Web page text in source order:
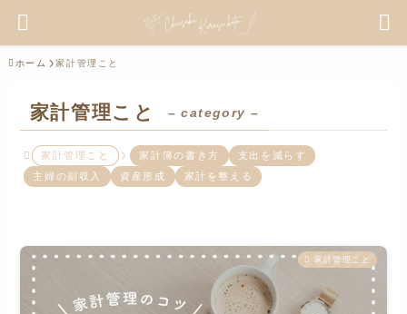
ホーム 家計管理こと
家計管理こと – category –
家計管理こと 家計簿の書き方
支出を減らす
主婦の副収入
資産形成 家計を整える
家計管理こと